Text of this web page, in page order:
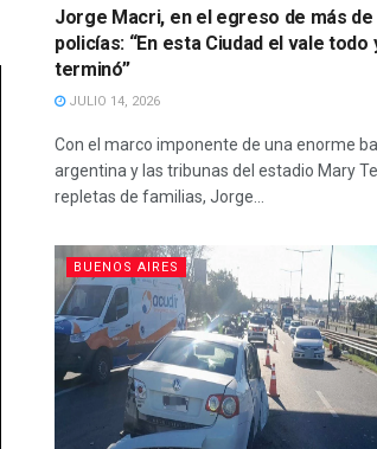
Jorge Macri, en el egreso de más de
policías: “En esta Ciudad el vale todo
terminó”
JULIO 14, 2026
Con el marco imponente de una enorme
argentina y las tribunas del estadio Mary
repletas de familias, Jorge...
BUENOS AIRES